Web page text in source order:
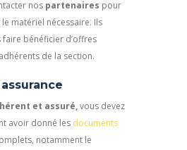
nos partenaires pour
matériel nécessaire. Ils
bénéficier d’offres
de la section.
et assuré,vous devez
avoir donné les documents
notamment le